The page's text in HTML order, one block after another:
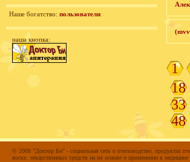
Наше богатство: пользователи
наша кнопка:
1
18
33
48
© 2008 "Доктор Би" - социальная сеть о пчеловодстве, продуктах
воске, лекарственных средств на их основе и применении в медицине